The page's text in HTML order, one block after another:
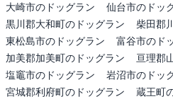
大崎市のドッグラン
仙台市のドッ
黒川郡大和町のドッグラン
柴田郡
東松島市のドッグラン
富谷市のド
加美郡加美町のドッグラン
亘理郡
塩竈市のドッグラン
岩沼市のドッ
宮城郡利府町のドッグラン
蔵王町